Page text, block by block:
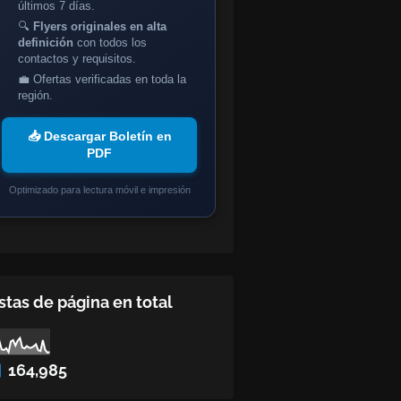
últimos 7 días.
🔍 Flyers originales en alta
definición con todos los
contactos y requisitos.
💼 Ofertas verificadas en toda la
región.
📥 Descargar Boletín en
PDF
Optimizado para lectura móvil e impresión
de página en total
164,985